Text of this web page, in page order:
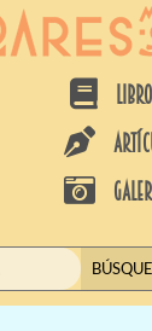


